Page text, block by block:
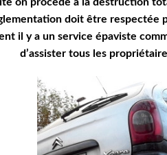
doit être respectée
il y a un service épaviste
d’assister tous les